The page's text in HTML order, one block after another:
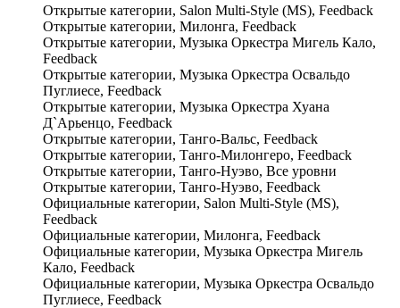
Открытые категории, Salon Multi-Style (MS), Feedback
Открытые категории, Милонга, Feedback
Открытые категории, Музыка Оркестра Мигель Кало,
Feedback
Открытые категории, Музыка Оркестра Освальдо
Пуглиесе, Feedback
Открытые категории, Музыка Оркестра Хуана
Д`Арьенцо, Feedback
Открытые категории, Танго-Вальс, Feedback
Открытые категории, Танго-Милонгеро, Feedback
Открытые категории, Танго-Нуэво, Все уровни
Открытые категории, Танго-Нуэво, Feedback
Официальные категории, Salon Multi-Style (MS),
Feedback
Официальные категории, Милонга, Feedback
Официальные категории, Музыка Оркестра Мигель
Кало, Feedback
Официальные категории, Музыка Оркестра Освальдо
Пуглиесе, Feedback